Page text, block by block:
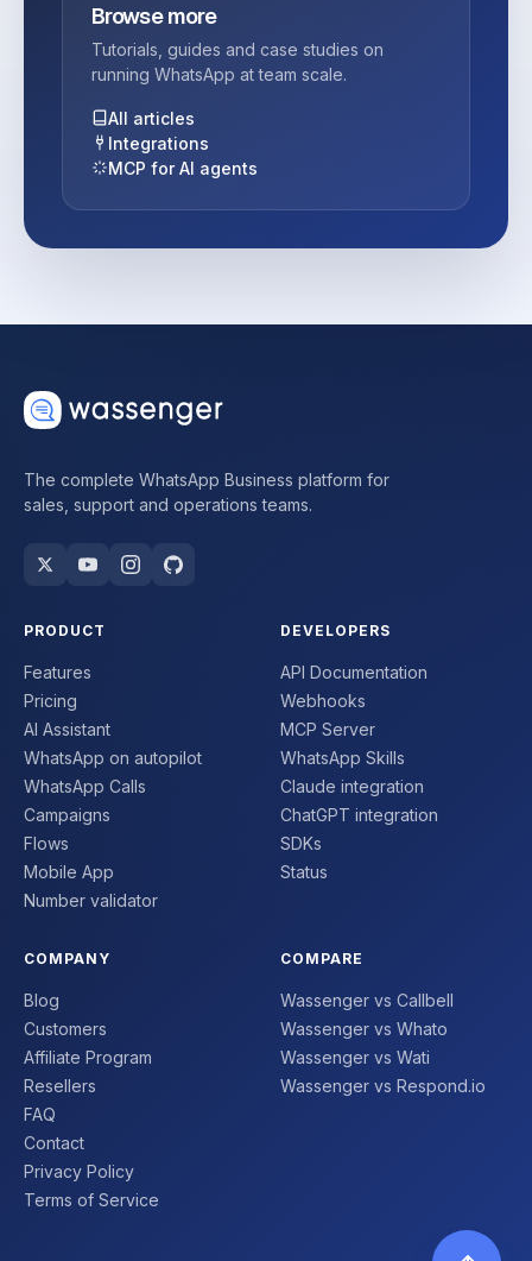
Browse more
Tutorials, guides and case studies on
running WhatsApp at team scale.
All articles
Integrations
MCP for AI agents
The complete WhatsApp Business platform for
sales, support and operations teams.
PRODUCT
Features
Pricing
AI Assistant
WhatsApp on autopilot
WhatsApp Calls
Campaigns
Flows
Mobile App
Number validator
DEVELOPERS
API Documentation
Webhooks
MCP Server
WhatsApp Skills
Claude integration
ChatGPT integration
SDKs
Status
COMPANY
Blog
Customers
Affiliate Program
Resellers
FAQ
Contact
Privacy Policy
Terms of Service
COMPARE
Wassenger vs Callbell
Wassenger vs Whato
Wassenger vs Wati
Wassenger vs Respond.io